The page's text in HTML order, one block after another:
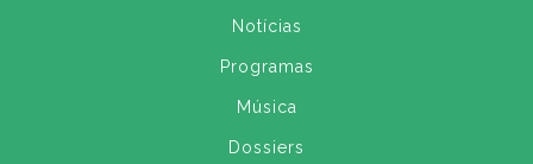
Notícias
Programas
Música
Dossiers